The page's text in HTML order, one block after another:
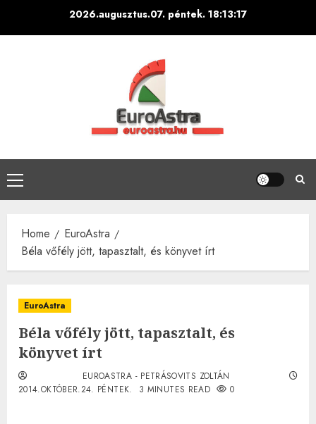
2026.augusztus.07. péntek. 18:13:18
Primary
Menu
Home
EuroAstra
Béla vőfély jött, tapasztalt, és könyvet írt
EuroAstra
Béla vőfély jött, tapasztalt, és
könyvet írt
EUROASTRA - PETRÁSOVITS ZOLTÁN
2014.OKTÓBER.24. PÉNTEK.
3 MINUTES READ 0